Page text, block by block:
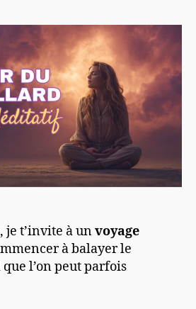
je t’invite à unvoyage
à balayer le
l’on peut parfois